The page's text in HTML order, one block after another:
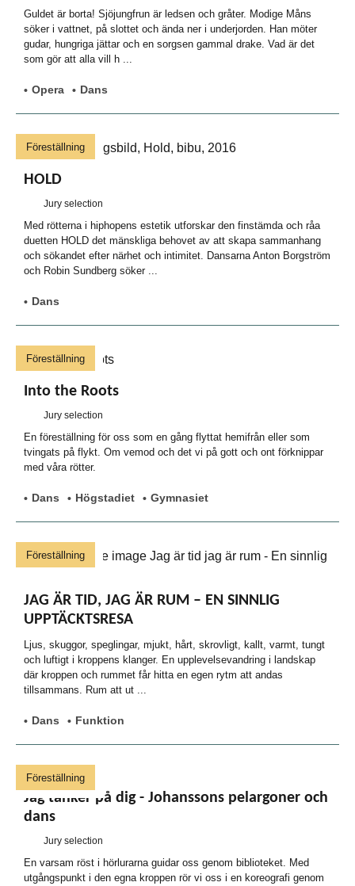
Guldet är borta! Sjöjungfrun är ledsen och gråter. Modige Måns
söker i vattnet, på slottet och ända ner i underjorden. Han möter
gudar, hungriga jättar och en sorgsen gammal drake. Vad är det
som gör att alla vill h ...
Opera Dans
HOLD
Jury selection
Föreställning
Med rötterna i hiphopens estetik utforskar den finstämda och råa
duetten HOLD det mänskliga behovet av att skapa sammanhang
och sökandet efter närhet och intimitet. Dansarna Anton Borgström
och Robin Sundberg söker ...
Dans
Into the Roots
Jury selection
Föreställning
En föreställning för oss som en gång flyttat hemifrån eller som
tvingats på flykt. Om vemod och det vi på gott och ont förknippar
med våra rötter.
Dans Högstadiet Gymnasiet
JAG ÄR TID, JAG ÄR RUM – EN SINNLIG
UPPTÄCKTSRESA
Föreställning
Ljus, skuggor, speglingar, mjukt, hårt, skrovligt, kallt, varmt, tungt
och luftigt i kroppens klanger. En upplevelsevandring i landskap
där kroppen och rummet får hitta en egen rytm att andas
tillsammans. Rum att ut ...
Dans Funktion
Jag tänker på dig - Johanssons pelargoner och
dans
Jury selection
Föreställning
En varsam röst i hörlurarna guidar oss genom biblioteket. Med
utgångspunkt i den egna kroppen rör vi oss i en koreografi genom